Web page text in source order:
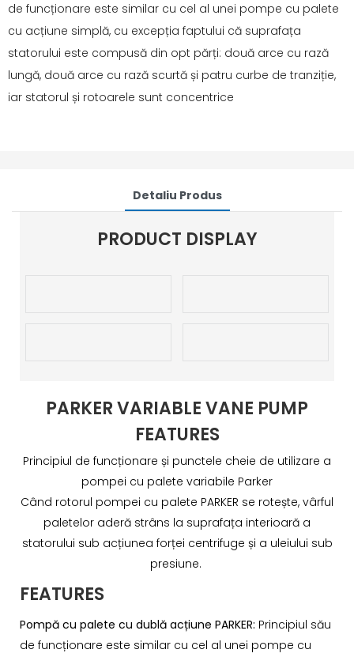
de funcționare este similar cu cel al unei pompe cu palete
cu acțiune simplă, cu excepția faptului că suprafața
statorului este compusă din opt părți: două arce cu rază
lungă, două arce cu rază scurtă și patru curbe de tranziție,
iar statorul și rotoarele sunt concentrice
Detaliu Produs
PRODUCT DISPLAY
PARKER VARIABLE VANE PUMP
FEATURES
Principiul de funcționare și punctele cheie de utilizare a
pompei cu palete variabile Parker
Când rotorul pompei cu palete PARKER se rotește, vârful
paletelor aderă strâns la suprafața interioară a
statorului sub acțiunea forței centrifuge și a uleiului sub
presiune.
FEATURES
Pompă cu palete cu dublă acțiune PARKER: Principiul său
de funcționare este similar cu cel al unei pompe cu